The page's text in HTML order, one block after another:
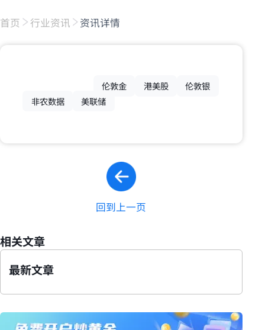
首页 行业资讯 资讯详情
伦敦金 港美股
伦敦银
非农数据
美联储
回到上一页
相关文章
最新文章